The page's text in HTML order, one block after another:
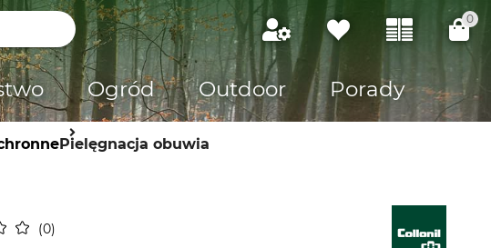
0
Ogród Outdoor Porady
Pielęgnacja obuwia
0